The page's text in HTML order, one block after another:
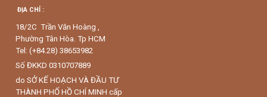
ĐỊA CHỈ :
18/2C Trần Văn Hoàng ,
Phường Tân Hòa. Tp HCM
Tel: (+84.28) 38653982
Số ĐKKD 0310707889
do SỞ KẾ HOẠCH VÀ ĐẦU TƯ
THÀNH PHỐ HỒ CHÍ MINH cấp